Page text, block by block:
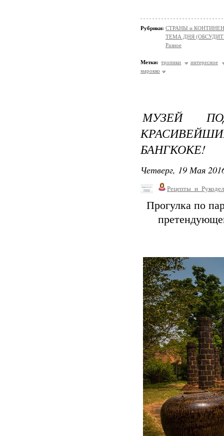
Рубрики: СТРАНЫ и
ТЕМА ДНЯ
Разное
Метки: тропики
интересное
марокко
МУЗЕЙ
БАНГКОКЕ!
Четверг, 19 Мая
Прогулка по